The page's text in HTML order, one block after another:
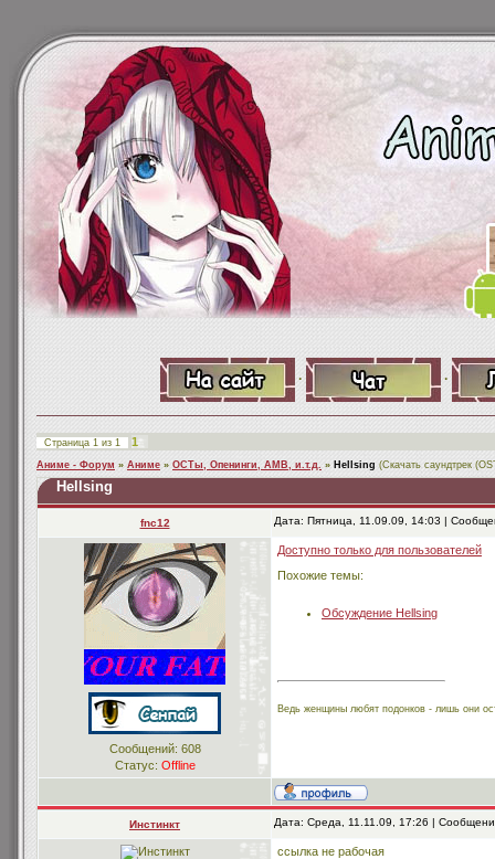
· ·
Страница 1 из 1 1
Аниме - Форум » Аниме » ОСТы, Опенинги, АМВ, и.т.д. » Hellsing (Скачать саундтрек
Hellsing
fnc12 Дата: Пятница, 11.09.09, 14:03 |
Сообщений: 608
Статус: Offline
Доступно только для пользователей
Похожие темы:
Обсуждение Hellsing
Ведь женщины любят подонков - лишь они
Инстинкт Дата: Среда, 11.11.09, 17:26 |
ссылка не рабочая